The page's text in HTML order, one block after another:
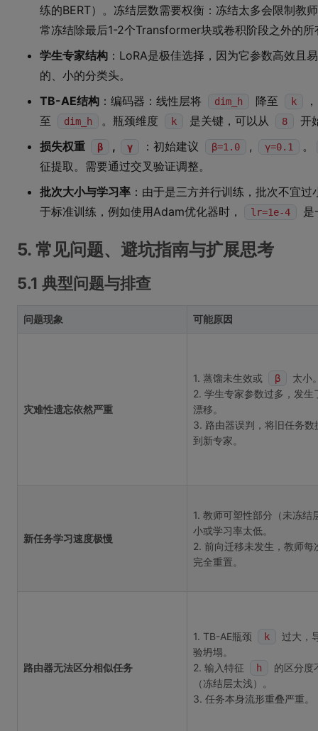
练的BERT）。冻结层数需要权衡：冻结太多会限制教
常冻结除最后1-2个Transformer块或卷积阶段之外的所
学生专家结构 ：LoRA是极佳选择，因为它参数高效且
的、小的分类头。
TB-AE结构 ：编码器：线性层将 dim_h 降至 k
至
dim_h 。瓶颈维度 k 是关键，可以从 8
开
损失权重
β , γ ：初始建议 β=1.0 , γ=0.1
。
征提取。需要通过交叉验证调整。
批次大小与学习率 ：由于是三方并行训练，批次不宜
于标准训练，例如使用Adam优化器时，
lr=1e-4 是
5. 常见问题、避坑指南与扩展思考
5.1 典型问题与排查
问题现象 可能原因
灾难性遗忘依然严重
1. 蒸馏未生效或 β
太小
2. 学生专家参数过多，发生
漂移。
3. 路由器误判，将旧任务数
到新专家。
新任务学习速度极慢
1. 教师可塑性部分（未冻结
小或学习率太低。
2. 前向迁移未发生，教师每
完全重置。
路由器无法区分相似任务
1. TB-AE瓶颈 k
过大，
验坍塌。
2. 输入特征
h
的区分度
（冻结层太浅）。
3. 任务本身流形重叠严重。